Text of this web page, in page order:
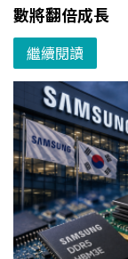
數將翻倍成長
繼續閱讀